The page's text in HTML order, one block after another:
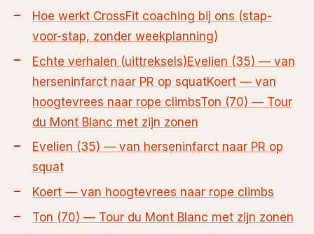
Hoe werkt CrossFit coaching bij ons (stap-
voor-stap, zonder weekplanning)
Echte verhalen (uittreksels)Evelien (35) — van
herseninfarct naar PR op squatKoert — van
hoogtevrees naar rope climbsTon (70) — Tour
du Mont Blanc met zijn zonen
Evelien (35) — van herseninfarct naar PR op
squat
Koert — van hoogtevrees naar rope climbs
Ton (70) — Tour du Mont Blanc met zijn zonen